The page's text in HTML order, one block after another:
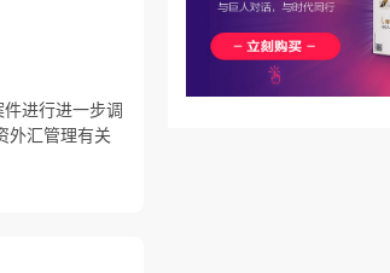
件进行进一步调
外汇管理有关